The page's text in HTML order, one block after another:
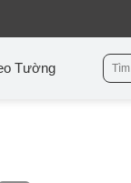
Tường
Tìm
kiếm: